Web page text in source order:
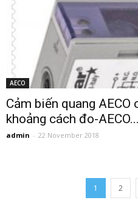
AECO
Cảm biến quang
khoảng cách đo-AECO...
admin - 22 November 2018
1 2